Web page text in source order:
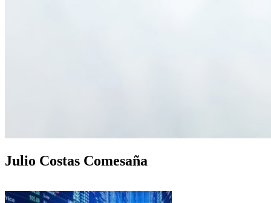
Julio Costas Comesaña